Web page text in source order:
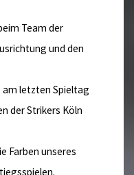
Team der
und den
am letzten Spieltag
der Strikers Köln
Farben unseres